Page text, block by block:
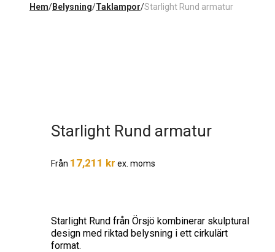
Hem/Belysning/Taklampor/Starlight Rund armatur
Starlight Rund armatur
Från 17,211 kr ex. moms
Starlight Rund från Örsjö kombinerar skulptural
design med riktad belysning i ett cirkulärt
format.